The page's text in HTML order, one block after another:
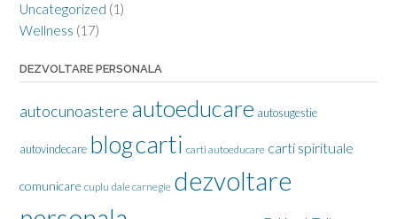
Uncategorized (1)
Wellness (17)
DEZVOLTARE PERSONALA
autocunoastere autoeducare autosugestie
autovindecare blogcarti carti autoeducare carti spirituale
comunicare cuplu dale carnegie dezvoltare